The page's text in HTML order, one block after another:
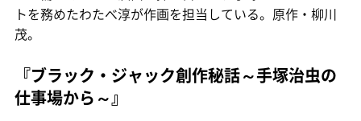
トを務めたわたべ淳が作画を担当している。原作・柳川
茂。
『ブラック・ジャック創作秘話～手塚治虫の
仕事場から～』